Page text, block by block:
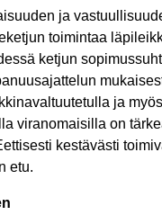
ja
toimintaa
ketjun
ja
viranomaisilla on
kestävästi
etu.